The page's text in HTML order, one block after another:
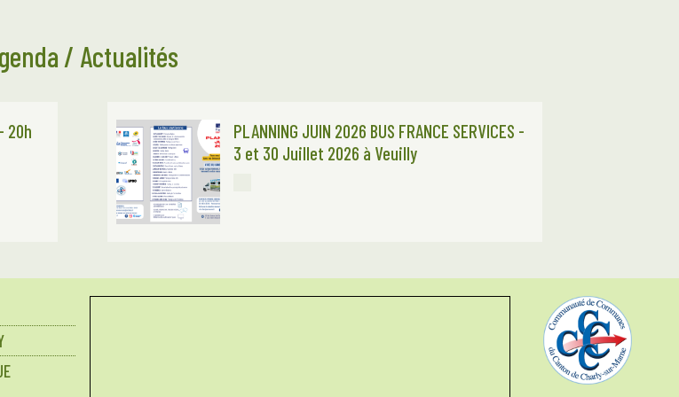
/ Actualités
20h
PLANNING JUIN 2026 BUS FRANCE SERVICES -
3 et 30 Juillet 2026 à Veuilly